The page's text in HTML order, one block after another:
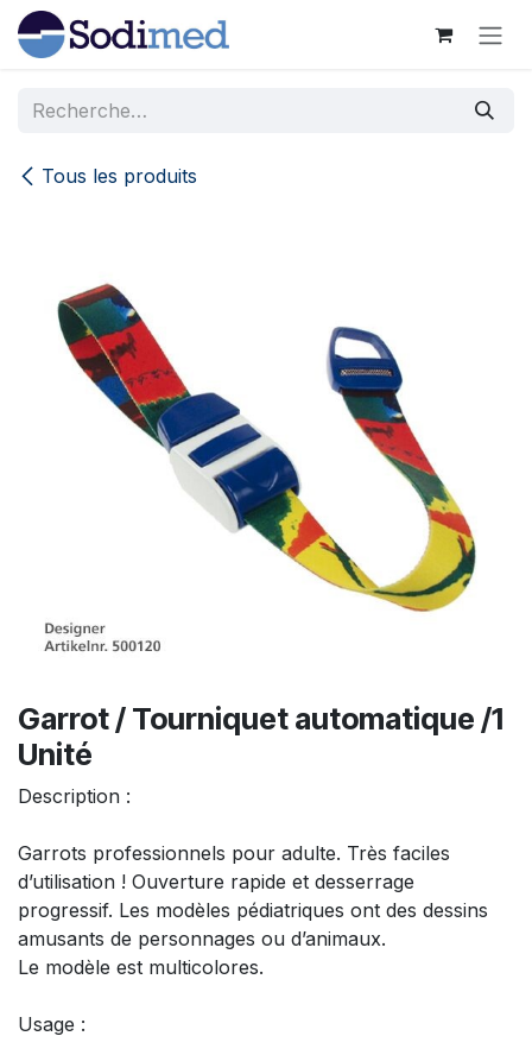
Se rendre au contenu
Tous les produits
Garrot / Tourniquet automatique /1
Unité
Description :
Garrots professionnels pour adulte. Très faciles
d’utilisation ! Ouverture rapide et desserrage
progressif. Les modèles pédiatriques ont des dessins
amusants de personnages ou d’animaux.
Le modèle est multicolores.
Usage :